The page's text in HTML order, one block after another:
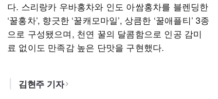
다. 스리랑카 우바홍차와 인도 아쌈홍차를 블렌딩한
‘꿀홍차’, 향긋한 ‘꿀캐모마일’, 상큼한 ‘꿀애플티’ 3종
으로 구성됐으며, 천연 꿀의 달콤함으로 인공 감미
료 없이도 만족감 높은 단맛을 구현했다.
김현주 기자